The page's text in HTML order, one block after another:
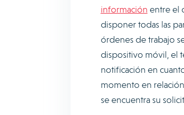
información entre el
disponer todas las
órdenes de trabajo
dispositivo móvil, el
notificación en
momento en
se encuentra su